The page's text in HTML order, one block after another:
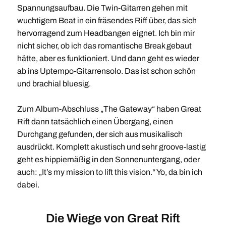
Spannungsaufbau. Die Twin-Gitarren gehen mit
wuchtigem Beat in ein fräsendes Riff über, das sich
hervorragend zum Headbangen eignet. Ich bin mir
nicht sicher, ob ich das romantische Break gebaut
hätte, aber es funktioniert. Und dann geht es wieder
ab ins Uptempo-Gitarrensolo. Das ist schon schön
und brachial bluesig.
Zum Album-Abschluss „The Gateway“ haben Great
Rift dann tatsächlich einen Übergang, einen
Durchgang gefunden, der sich aus musikalisch
ausdrückt. Komplett akustisch und sehr groove-lastig
geht es hippiemäßig in den Sonnenuntergang, oder
auch: „It’s my mission to lift this vision.“ Yo, da bin ich
dabei.
Die Wiege von Great Rift